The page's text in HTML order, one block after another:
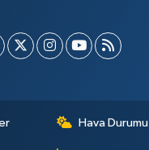
Hava Durumu